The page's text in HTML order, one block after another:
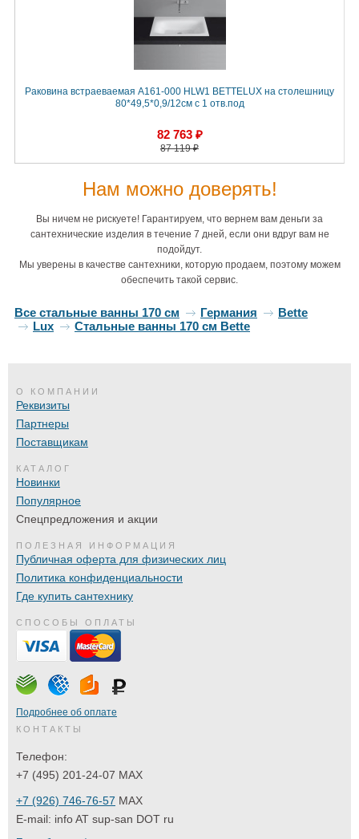
Раковина встраеваемая A161-000 HLW1 BETTELUX на столешницу
80*49,5*0,9/12см с 1 отв.под
82 763 ₽
87 119 ₽
Нам можно доверять!
Вы ничем не рискуете! Гарантируем, что вернем вам деньги за
сантехнические изделия в течение 7 дней, если они вдруг вам не
подойдут.
Мы уверены в качестве сантехники, которую продаем, поэтому можем
обеспечить такой сервис.
Все стальные ванны 170 см Германия
Bette
Lux
Стальные ванны 170 см Bette
О КОМПАНИИ
Реквизиты
Партнеры
Поставщикам
КАТАЛОГ
Новинки
Популярное
Спецпредложения и акции
ПОЛЕЗНАЯ ИНФОРМАЦИЯ
Публичная оферта для физических лиц
Политика конфиденциальности
Где купить сантехнику
СПОСОБЫ ОПЛАТЫ
Подробнее об оплате
КОНТАКТЫ
Телефон:
+7 (495) 201-24-07 MAX
+7 (926) 746-76-57 MAX
E-mail: info AT sup-san DOT ru